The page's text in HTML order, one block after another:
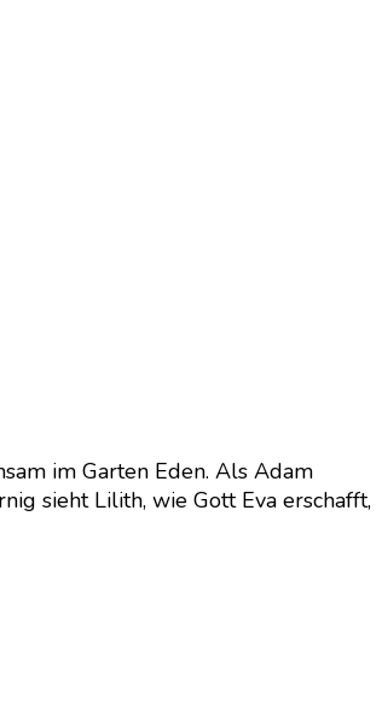
im Garten Eden. Als Adam
sieht Lilith, wie Gott Eva erschafft,